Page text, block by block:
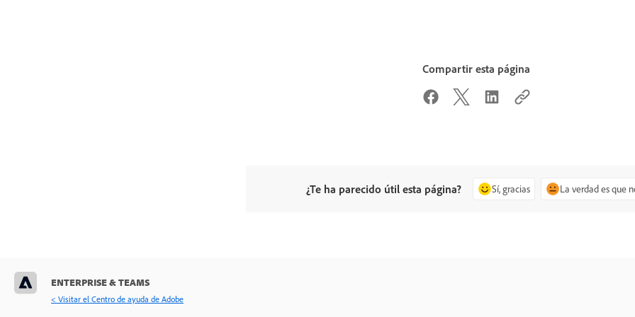
Compartir esta página
¿Te ha parecido útil esta página? Sí, gracias La verdad es que
ENTERPRISE & TEAMS
< Visitar el Centro de ayuda de Adobe